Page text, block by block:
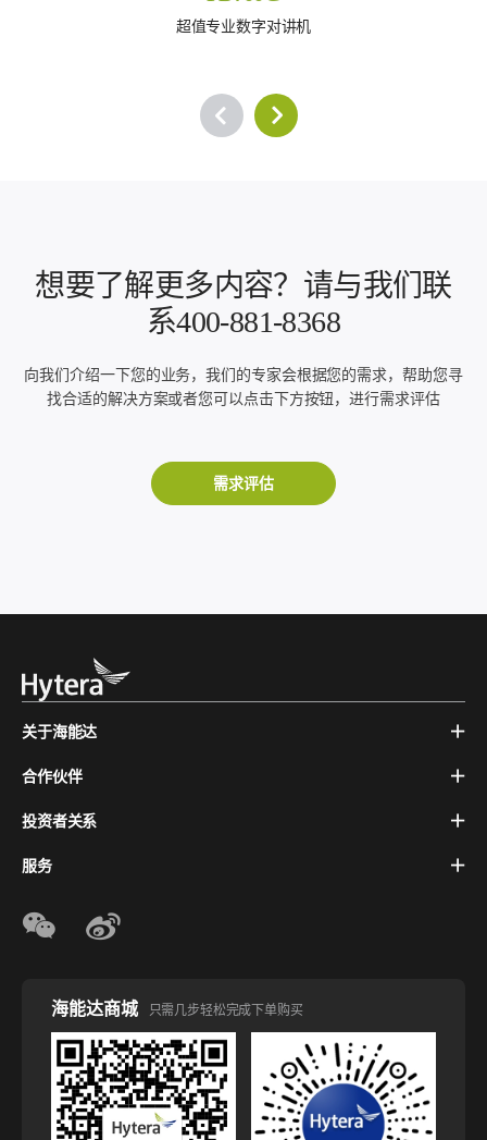
超值专业数字对讲机
想要了解更多内容？请与我们联
系400-881-8368
向我们介绍一下您的业务，我们的专家会根据您的需求，帮助您寻
找合适的解决方案或者您可以点击下方按钮，进行需求评估
需求评估
关于海能达
合作伙伴
投资者关系
服务
海能达商城 只需几步轻松完成下单购买